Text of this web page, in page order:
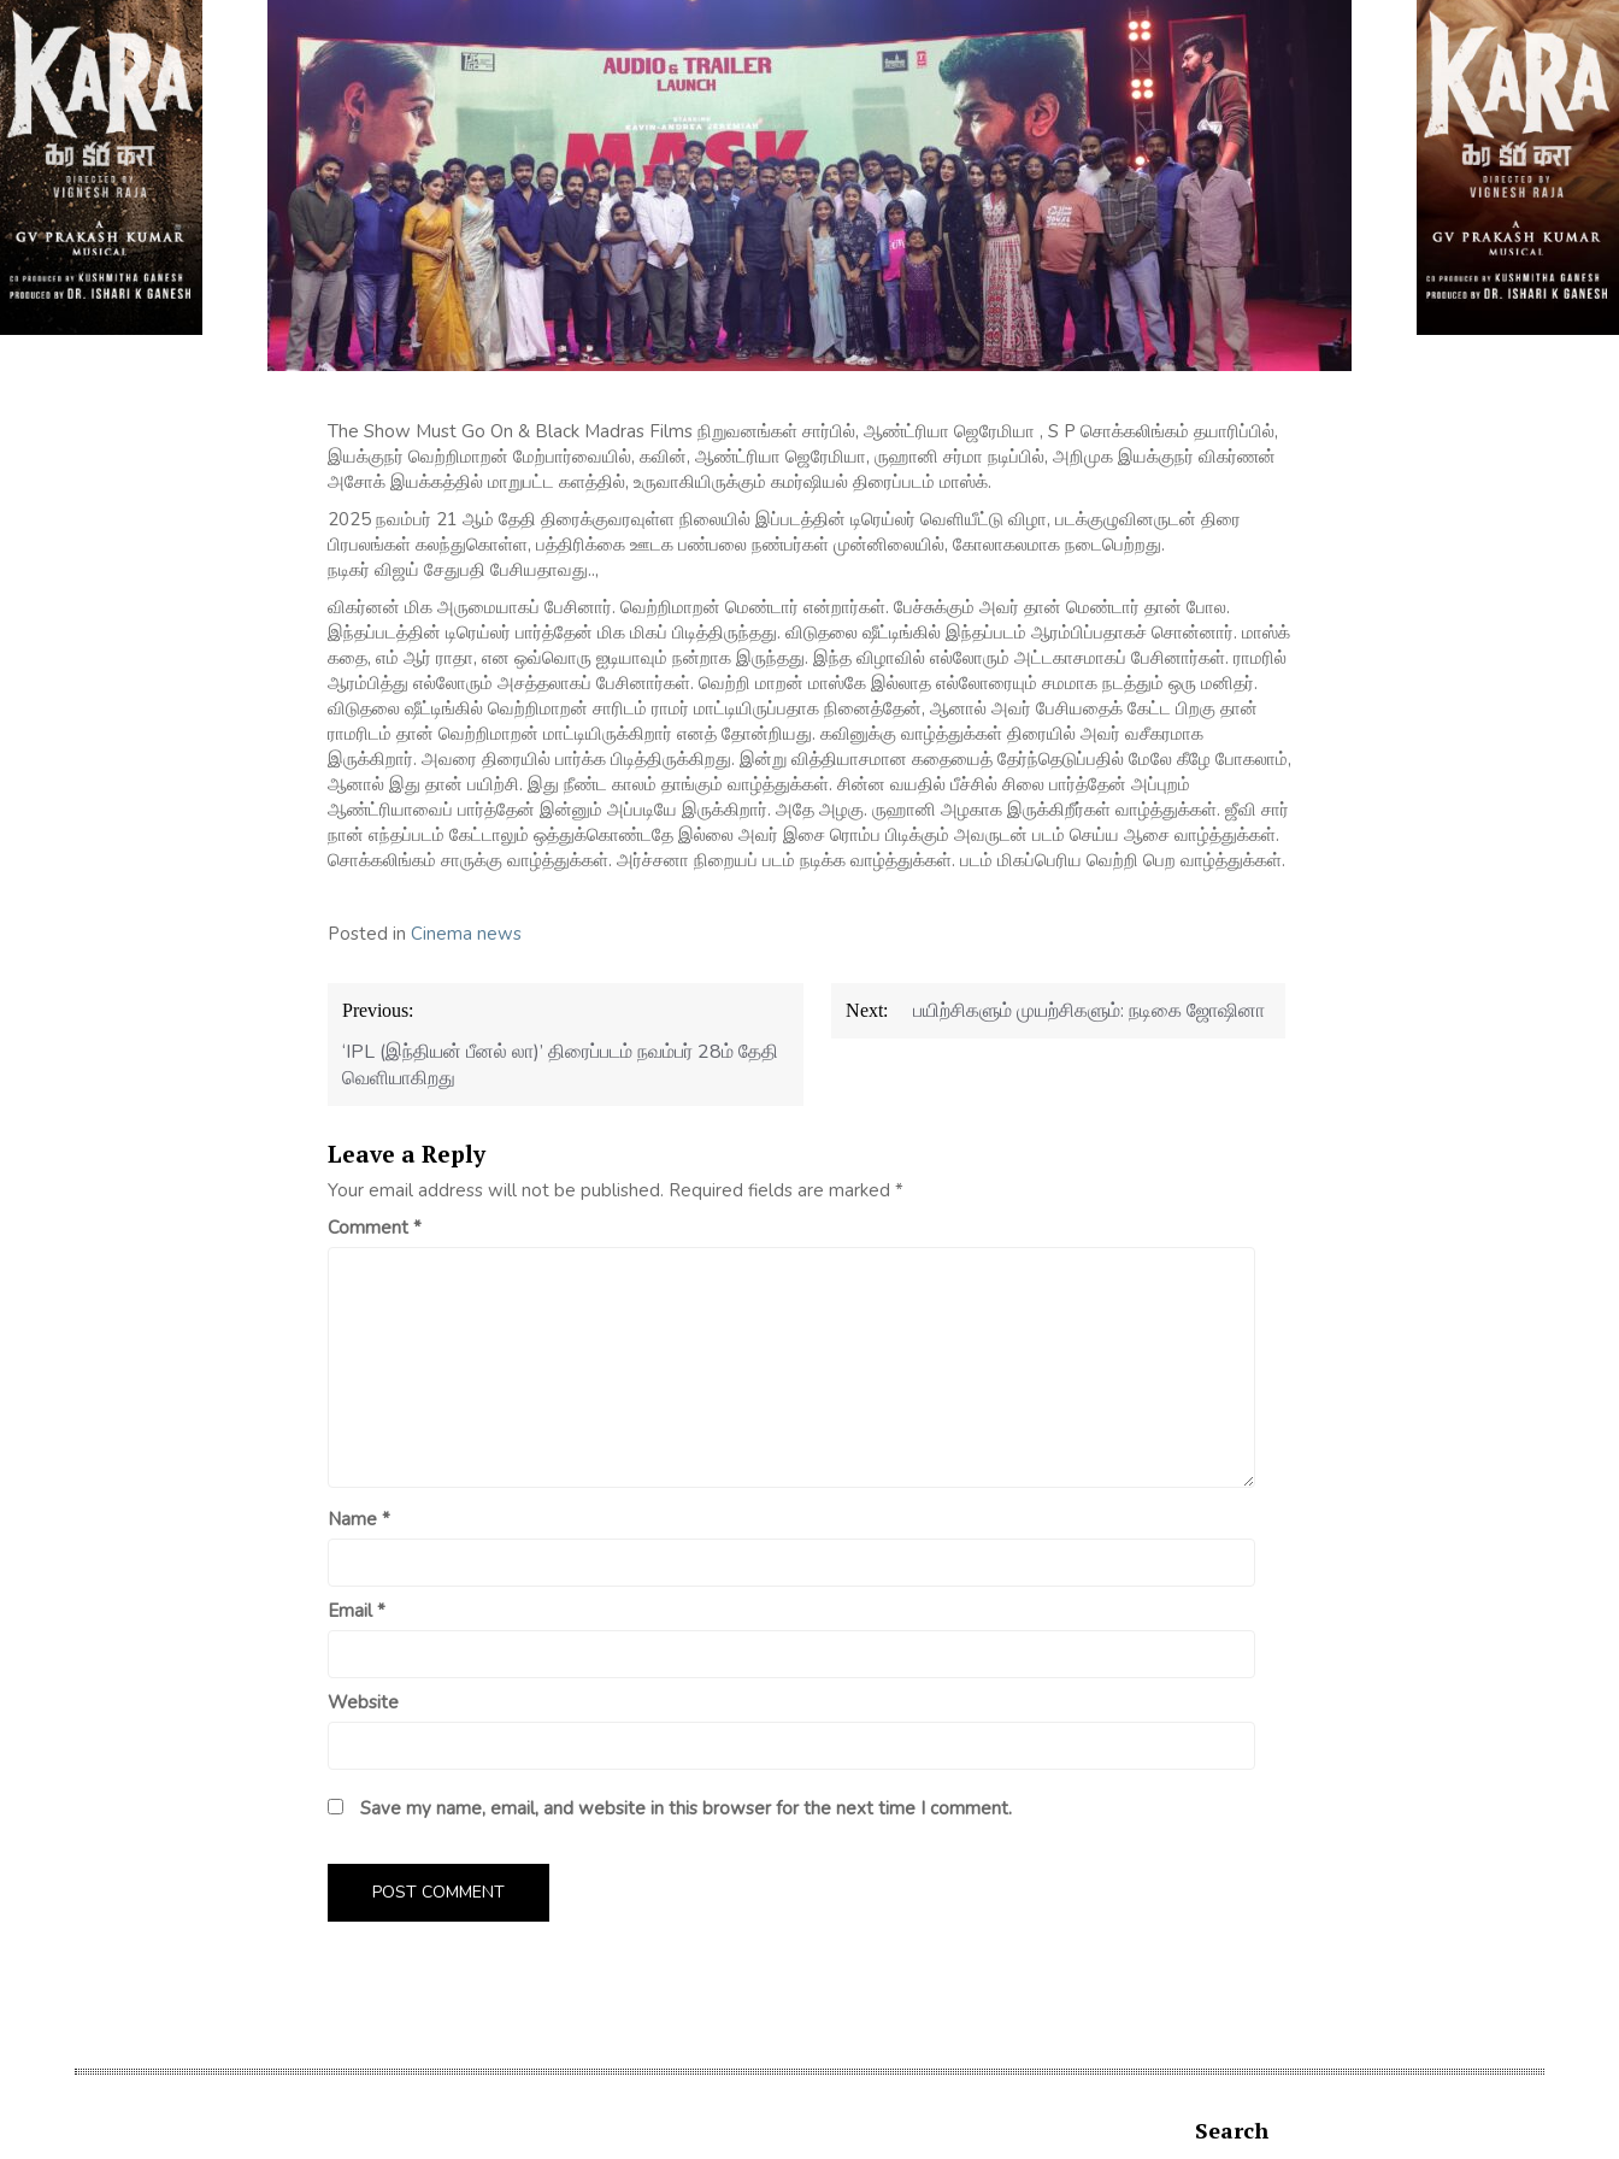
The Show Must Go On & Black Madras Films நிறுவனங்கள் சார்பில், ஆண்ட்ரியா ஜெரேமியா , S P சொக்கலிங்கம் தயாரிப்பில்,
இயக்குநர் வெற்றிமாறன் மேற்பார்வையில், கவின், ஆண்ட்ரியா ஜெரேமியா, ருஹானி சர்மா நடிப்பில், அறிமுக இயக்குநர் விகர்ணன்
அசோக் இயக்கத்தில் மாறுபட்ட களத்தில், உருவாகியிருக்கும் கமர்ஷியல் திரைப்படம் மாஸ்க்.
2025 நவம்பர் 21 ஆம் தேதி திரைக்குவரவுள்ள நிலையில் இப்படத்தின் டிரெய்லர் வெளியீட்டு விழா, படக்குழுவினருடன் திரை
பிரபலங்கள் கலந்துகொள்ள, பத்திரிக்கை ஊடக பண்பலை நண்பர்கள் முன்னிலையில், கோலாகலமாக நடைபெற்றது.
நடிகர் விஜய் சேதுபதி பேசியதாவது..,
விகர்னன் மிக அருமையாகப் பேசினார். வெற்றிமாறன் மெண்டார் என்றார்கள். பேச்சுக்கும் அவர் தான் மெண்டார் தான் போல.
இந்தப்படத்தின் டிரெய்லர் பார்த்தேன் மிக மிகப் பிடித்திருந்தது. விடுதலை ஷீட்டிங்கில் இந்தப்படம் ஆரம்பிப்பதாகச் சொன்னார். மாஸ்க்
கதை, எம் ஆர் ராதா, என ஒவ்வொரு ஐடியாவும் நன்றாக இருந்தது. இந்த விழாவில் எல்லோரும் அட்டகாசமாகப் பேசினார்கள். ராமரில்
ஆரம்பித்து எல்லோரும் அசத்தலாகப் பேசினார்கள். வெற்றி மாறன் மாஸ்கே இல்லாத எல்லோரையும் சமமாக நடத்தும் ஒரு மனிதர்.
விடுதலை ஷீட்டிங்கில் வெற்றிமாறன் சாரிடம் ராமர் மாட்டியிருப்பதாக நினைத்தேன், ஆனால் அவர் பேசியதைக் கேட்ட பிறகு தான்
ராமரிடம் தான் வெற்றிமாறன் மாட்டியிருக்கிறார் எனத் தோன்றியது. கவினுக்கு வாழ்த்துக்கள் திரையில் அவர் வசீகரமாக
இருக்கிறார். அவரை திரையில் பார்க்க பிடித்திருக்கிறது. இன்று வித்தியாசமான கதையைத் தேர்ந்தெடுப்பதில் மேலே கீழே போகலாம்,
ஆனால் இது தான் பயிற்சி. இது நீண்ட காலம் தாங்கும் வாழ்த்துக்கள். சின்ன வயதில் பீச்சில் சிலை பார்த்தேன் அப்புறம்
ஆண்ட்ரியாவைப் பார்த்தேன் இன்னும் அப்படியே இருக்கிறார். அதே அழகு. ருஹானி அழகாக இருக்கிறீர்கள் வாழ்த்துக்கள். ஜீவி சார்
நான் எந்தப்படம் கேட்டாலும் ஒத்துக்கொண்டதே இல்லை அவர் இசை ரொம்ப பிடிக்கும் அவருடன் படம் செய்ய ஆசை வாழ்த்துக்கள்.
சொக்கலிங்கம் சாருக்கு வாழ்த்துக்கள். அர்ச்சனா நிறையப் படம் நடிக்க வாழ்த்துக்கள். படம் மிகப்பெரிய வெற்றி பெற வாழ்த்துக்கள்.
Posted in Cinema news
Post
navigation
Previous:
‘IPL (இந்தியன் பீனல் லா)’ திரைப்படம் நவம்பர் 28ம் தேதி
வெளியாகிறது
Next: பயிற்சிகளும் முயற்சிகளும்: நடிகை ஜோஷினா
Leave a Reply
Your email address will not be published. Required fields are marked *
Comment*
Name *
Email*
Website
Save my name, email, and website in this browser for the next time I comment.
Search